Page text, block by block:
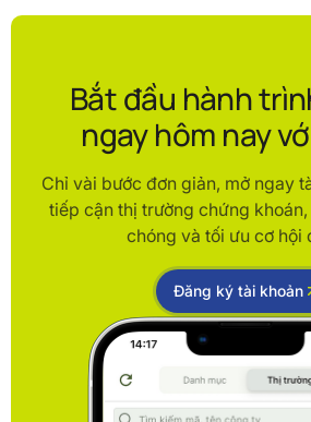
Bắt đầu hành
ngay hôm nay
Chỉ vài bước đơn giản, mở ngay
tiếp cận thị trường chứng
chóng và tối ưu cơ hội
Đăng ký tài khoản